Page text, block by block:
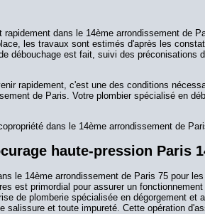
dans le 14ème arrondissement
les travaux sont estimés d'après les
débouchage est fait, suivi des
rapidement, c'est une des conditions
de Paris. Votre plombier spécialisé en
dans le 14ème arrondissement de
haute-pression Paris
le 14ème arrondissement de Paris 75 pour
est primordial pour assurer un
de plomberie spécialisée en dégorgement
et toute impureté. Cette opération